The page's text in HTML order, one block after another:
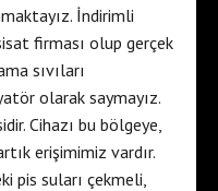
İndirimli
firması olup gerçek
sıvıları
olarak saymayız.
Cihazı bu bölgeye,
erişimimiz vardır.
pis suları çekmeli,